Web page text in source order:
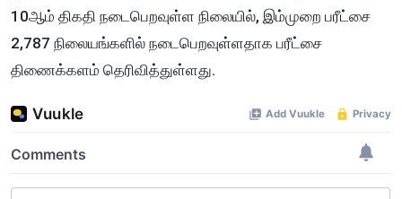
10ஆம் திகதி நடைபெறவுள்ள நிலையில், இம்முறை பரீட்சை
2,787 நிலையங்களில் நடைபெறவுள்ளதாக பரீட்சை
திணைக்களம் தெரிவித்துள்ளது.